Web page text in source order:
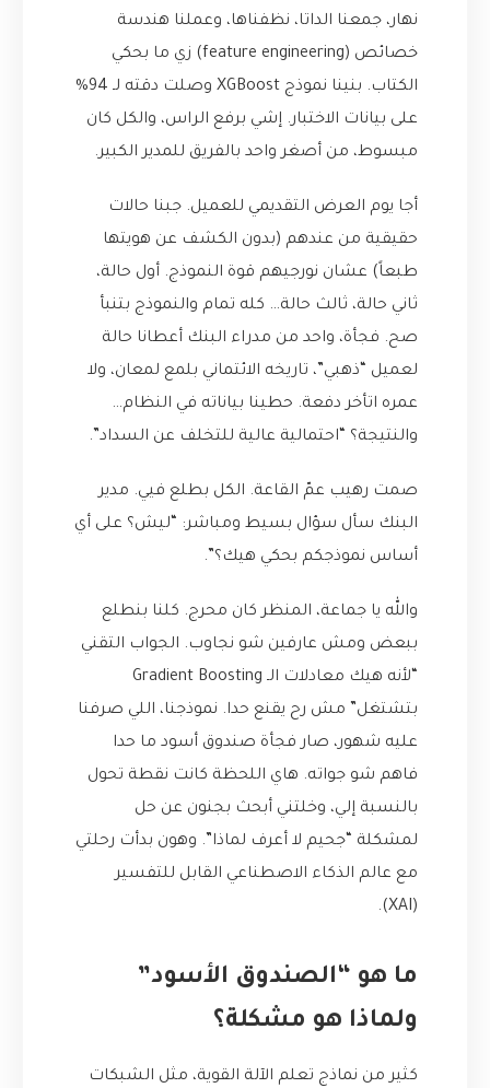
نهار، جمعنا الداتا، نظفناها، وعملنا هندسة
خصائص (feature engineering) زي ما بحكي
الكتاب. بنينا نموذج XGBoost وصلت دقته لـ 94%
على بيانات الاختبار. إشي برفع الراس، والكل كان
مبسوط، من أصغر واحد بالفريق للمدير الكبير.
أجا يوم العرض التقديمي للعميل. جبنا حالات
حقيقية من عندهم (بدون الكشف عن هويتها
طبعاً) عشان نورجيهم قوة النموذج. أول حالة،
ثاني حالة، ثالث حالة… كله تمام والنموذج بتنبأ
صح. فجأة، واحد من مدراء البنك أعطانا حالة
لعميل “ذهبي”، تاريخه الائتماني بلمع لمعان، ولا
عمره اتأخر دفعة. حطينا بياناته في النظام…
والنتيجة؟ “احتمالية عالية للتخلف عن السداد”.
صمت رهيب عمّ القاعة. الكل بطلع فيي. مدير
البنك سأل سؤال بسيط ومباشر: “ليش؟ على أي
أساس نموذجكم بحكي هيك؟”.
والله يا جماعة، المنظر كان محرج. كلنا بنطلع
ببعض ومش عارفين شو نجاوب. الجواب التقني
“لأنه هيك معادلات الـ Gradient Boosting
بتشتغل” مش رح يقنع حدا. نموذجنا، اللي صرفنا
عليه شهور، صار فجأة صندوق أسود ما حدا
فاهم شو جواته. هاي اللحظة كانت نقطة تحول
بالنسبة إلي، وخلتني أبحث بجنون عن حل
لمشكلة “جحيم لا أعرف لماذا”. وهون بدأت رحلتي
مع عالم الذكاء الاصطناعي القابل للتفسير
(XAI).
ما هو “الصندوق الأسود”
ولماذا هو مشكلة؟
كثير من نماذج تعلم الآلة القوية، مثل الشبكات